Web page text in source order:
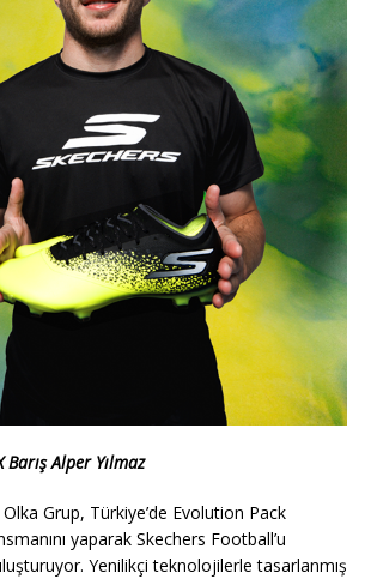
Alper Yılmaz
Grup, Türkiye’de Evolution Pack
yaparak Skechers Football’u
Yenilikçi teknolojilerle tasarlanmış